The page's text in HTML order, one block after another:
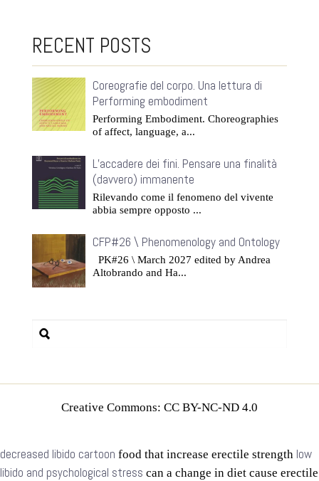
RECENT POSTS
Coreografie del corpo. Una lettura di
Performing embodiment
Performing Embodiment. Choreographies
of affect, language, a...
L’accadere dei fini. Pensare una finalità
(davvero) immanente
Rilevando come il fenomeno del vivente
abbia sempre opposto ...
CFP#26 \ Phenomenology and Ontology
PK#26 \ March 2027 edited by Andrea
Altobrando and Ha...
Creative Commons: CC BY-NC-ND 4.0
decreased libido cartoon food that increase erectile strength low
libido and psychological stress can a change in diet cause erectile